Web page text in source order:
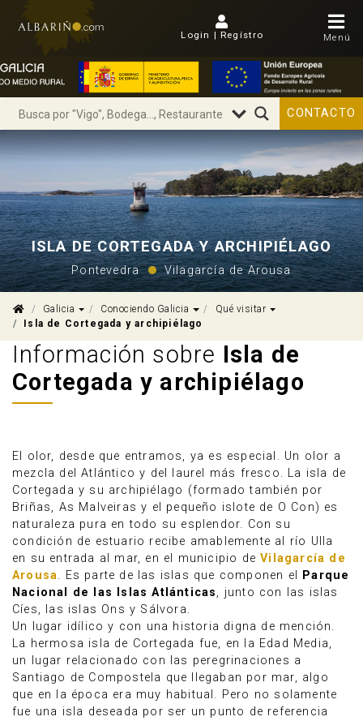
Login | Regístro Menú
Anúnciate
CONTACTO
ISLA DE CORTEGADA Y ARCHIPIÉLAGO
Pontevedra Vilagarcía de Arousa
Galicia Dropdown
Conociendo Galicia Dropdown
Qué visitar Dropdown
Isla de Cortegada y archipiélago
Información sobre Isla de
Cortegada y archipiélago
El olor, desde que entramos, ya es especial. Un olor a
mezcla del Atlántico y del laurel más fresco. La isla de
Cortegada y su archipiélago (formado también por
Briñas, As Malveiras y el pequeño islote de O Con) es
naturaleza pura en todo su esplendor. Con su
condición de estuario recibe amablemente al río Ulla
en su entrada al mar, en el municipio deVilagarcía de
Arousa. Es parte de las islas que componen el
Parque
Nacional de las Islas Atlánticas, junto con las islas
Cíes, las islas Ons y Sálvora.
Un lugar idílico y con una historia digna de mención.
La hermosa isla de Cortegada fue, en la Edad Media,
un lugar relacionado con las peregrinaciones a
Santiago de Compostela que llegaban por mar, algo
que en la época era muy habitual. Pero no solamente
fue una isla deseada por ser un punto de referencia